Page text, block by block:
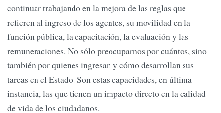
continuar trabajando en la mejora de las reglas que
refieren al ingreso de los agentes, su movilidad en la
función pública, la capacitación, la evaluación y las
remuneraciones. No sólo preocuparnos por cuántos, sino
también por quienes ingresan y cómo desarrollan sus
tareas en el Estado. Son estas capacidades, en última
instancia, las que tienen un impacto directo en la calidad
de vida de los ciudadanos.